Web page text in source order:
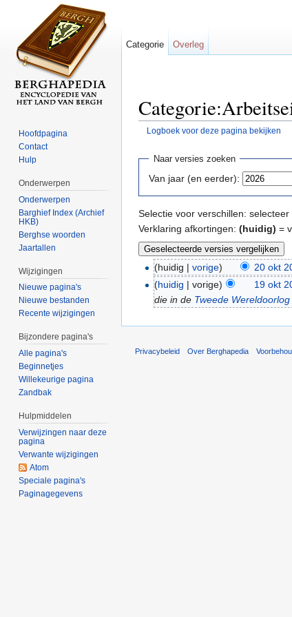
Logboek voor deze pagina bekijken
Naar versies zoeken
Van jaar (en eerder):
Selectie voor verschillen:
Verklaring afkortingen: (huidig) =
(huidig |vorige) 20 okt
(huidig | vorige) 19 okt
die in de Tweede Wereldoorlog
Categorie Overleg
Hoofdpagina
Contact
Hulp
Onderwerpen
Onderwerpen
Barghief Index (Archief
HKB)
Berghse woorden
Jaartallen
Wijzigingen
Nieuwe pagina's
Nieuwe bestanden
Recente wijzigingen
Bijzondere pagina's
Alle pagina's
Beginnetjes
Willekeurige pagina
Zandbak
Hulpmiddelen
Verwijzingen naar deze
pagina
Verwante wijzigingen
Atom
Speciale pagina's
Paginagegevens
Privacybeleid Over Berghapedia